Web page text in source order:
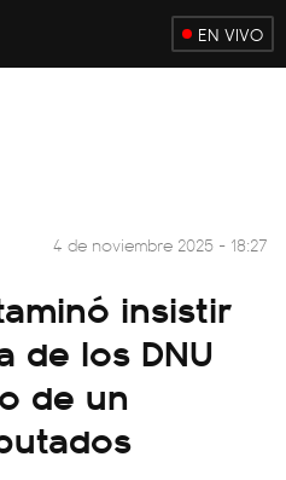
EN VIVO
4 de noviembre 2025 - 18:27
insistir
de los DNU
de un